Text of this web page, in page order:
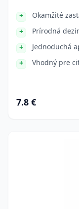
Okamžité
Prírodná
Jednoduchá
Vhodný pre
7.8 €